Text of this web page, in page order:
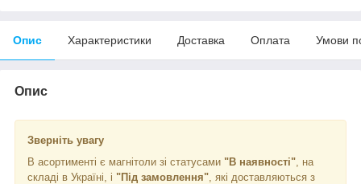
Опис Характеристики Доставка Оплата Умови
Опис
Зверніть увагу
В асортименті є магнітоли зі статусами "В наявності" , на
складі в Україні, і "Під замовлення" , які доставляються з